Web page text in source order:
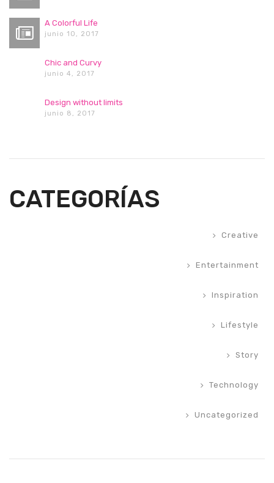
A Colorful Life
junio 10, 2017
Chic and Curvy
junio 4, 2017
Design without limits
junio 8, 2017
CATEGORÍAS
Creative
Entertainment
Inspiration
Lifestyle
Story
Technology
Uncategorized